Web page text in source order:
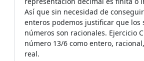
Así que sin necesidad de
enteros podemos justificar que los
números son racionales. Ejercicio
número 13/6 como entero,
real.